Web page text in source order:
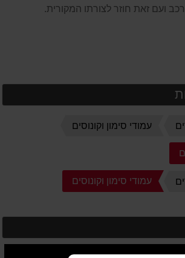
ועם זאת חוזר לצורתו המקורית.
עמודי סימון וקונוסים
עמודי סימון וקונוסים